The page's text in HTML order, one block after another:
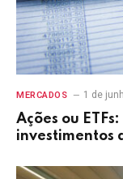
MERCADOS 1 de
Ações ou
investimentos